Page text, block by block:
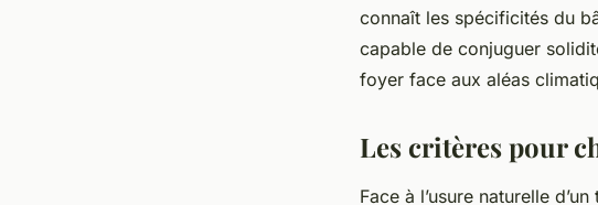
connaît les spécificités du
capable de conjuguer
foyer face aux aléas
Les critères pour
Face à l’usure naturelle